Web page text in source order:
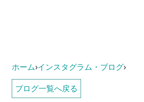
ホーム›インスタグラム・ブログ›
ブログ一覧へ戻る